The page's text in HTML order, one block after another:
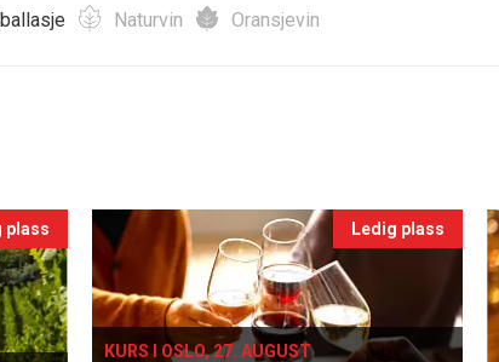
Naturvin Oransjevin
plass Ledig plass
KURS I OSLO, 27. AUGUST